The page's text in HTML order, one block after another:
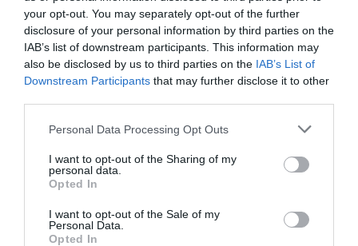
your opt-out. You may separately opt-out of the further
disclosure of your personal information by third parties on the
IAB’s list of downstream participants. This information may
also be disclosed by us to third parties on the IAB’s List of
Downstream Participants that may further disclose it to other
Personal Data Processing Opt Outs
I want to opt-out of the Sharing of my
personal data.
Opted In
I want to opt-out of the Sale of my
Personal Data.
Opted In
madera tallada
★★★★★
★★★★★
5,98 € 11,95
[PIPU30B ]
Ver producto
★★★★★
★★★★★
5, €
Ver producto